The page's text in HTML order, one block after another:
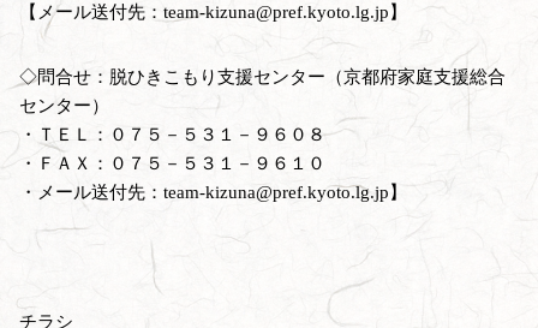
【メール送付先：team-kizuna@pref.kyoto.lg.jp】
◇問合せ：脱ひきこもり支援センター（京都府家庭支援総合
センター）
・ＴＥＬ：０７５－５３１－９６０８
・ＦＡＸ：０７５－５３１－９６１０
・メール送付先：team-kizuna@pref.kyoto.lg.jp】
チラシ